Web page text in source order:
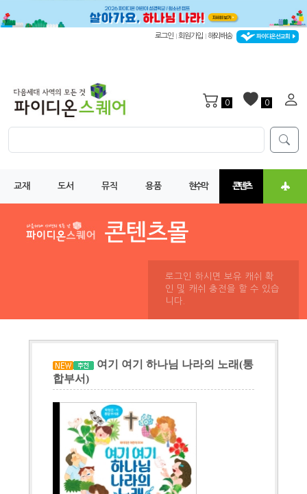
로그인 회원가입 해외배송 파이디온선교회
0 0
교재 도서 뮤직 용품 현수막 콘텐츠
로그인 하시면 보유 캐쉬 확
인 및 캐쉬 충전을 할 수 있습
니다.
여기 여기 하나님 나라의 노래(통
합부서)